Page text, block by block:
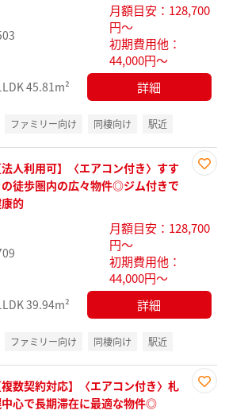
り登
月額目安：128,700
円～
初期費用他：
44,000円～
45.81m² 詳細
ファミリー向け 同棲向け 駅近
録
法人利用可】〈エアコン付き〉すす
の徒歩圏内の広々物件◎ジム付きで
的
月額目安：128,700
円～
初期費用他：
44,000円～
39.94m² 詳細
ファミリー向け 同棲向け 駅近
複数契約対応】〈エアコン付き〉札
心で長期滞在に最適な物件◎